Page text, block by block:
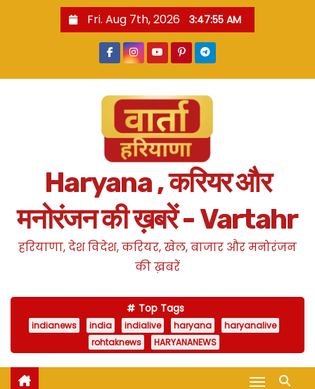
Fri. Aug 7th, 2026 3:47:56 AM
Haryana , करियर और
मनोरंजन की ख़बरें - Vartahr
हरियाणा, देश विदेश, करियर, खेल, बाजार और मनोरंजन
की ख़बरें
Top Tags
indianews india indialive haryana
haryanalive
rohtaknews
HARYANANEWS